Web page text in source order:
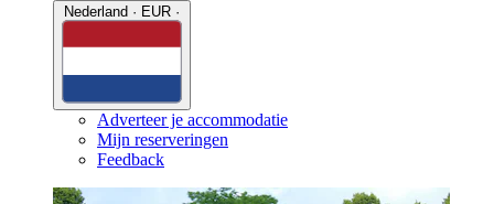
Adverteer je accommodatie
Mijn reserveringen
Feedback